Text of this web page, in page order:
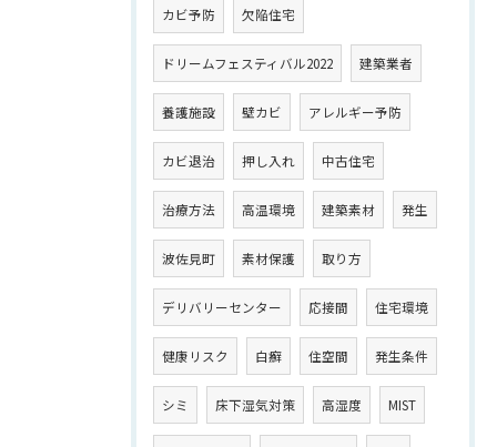
カビ予防 欠陥住宅
ドリームフェスティバル2022 建築業者
養護施設 壁カビ アレルギー予防
カビ退治 押し入れ 中古住宅
治療方法 高温環境 建築素材 発生
波佐見町 素材保護 取り方
デリバリーセンター 応接間 住宅環境
健康リスク 白癬 住空間 発生条件
シミ 床下湿気対策 高湿度 MIST